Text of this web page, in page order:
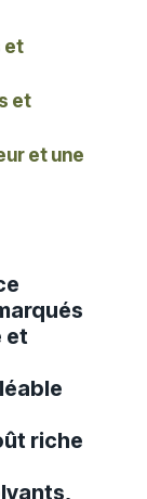
et
et
et une
et
riche